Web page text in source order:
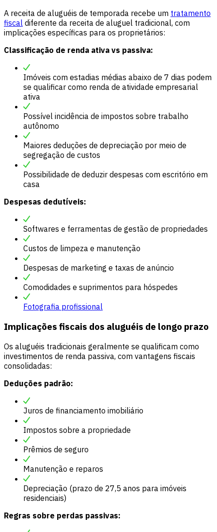
A receita de aluguéis de temporada recebe um tratamento
fiscal diferente da receita de aluguel tradicional, com
implicações específicas para os proprietários:
Classificação de renda ativa vs passiva:
Imóveis com estadias médias abaixo de 7 dias podem
se qualificar como renda de atividade empresarial
ativa
Possível incidência de impostos sobre trabalho
autônomo
Maiores deduções de depreciação por meio de
segregação de custos
Possibilidade de deduzir despesas com escritório em
casa
Despesas dedutíveis:
Softwares e ferramentas de gestão de propriedades
Custos de limpeza e manutenção
Despesas de marketing e taxas de anúncio
Comodidades e suprimentos para hóspedes
Fotografia profissional
Implicações fiscais dos aluguéis de longo prazo
Os aluguéis tradicionais geralmente se qualificam como
investimentos de renda passiva, com vantagens fiscais
consolidadas:
Deduções padrão:
Juros de financiamento imobiliário
Impostos sobre a propriedade
Prêmios de seguro
Manutenção e reparos
Depreciação (prazo de 27,5 anos para imóveis
residenciais)
Regras sobre perdas passivas: